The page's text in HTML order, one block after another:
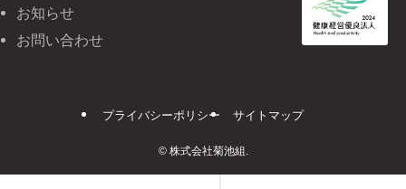
お知らせ
お問い合わせ
プライバシーポリシー サイトマップ
©株式会社菊池組.